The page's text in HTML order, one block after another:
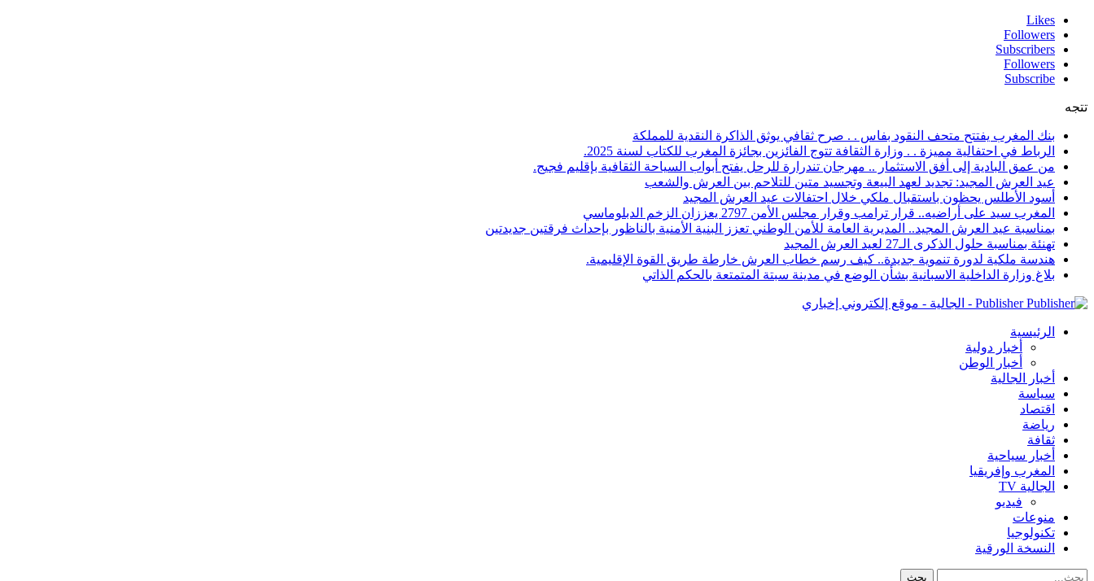
Likes
Followers
Subscribers
Followers
Subscribe
تتجه
بنك المغرب يفتتح متحف النقود بفاس . . صرح ثقافي يوثق الذاكرة النقدية للمملكة
الرباط في احتفالية مميزة . . وزارة الثقافة تتوج الفائزين بجائزة المغرب للكتاب لسنة 2025.
من عمق البادية إلى أفق الاستثمار .. مهرجان تندرارة للرحل يفتح أبواب السياحة الثقافية بإقليم فجيج.
عيد العرش المجيد: تجديد لعهد البيعة وتجسيد متين للتلاحم بين العرش والشعب
أسود الأطلس يحظون باستقبال ملكي خلال احتفالات عيد العرش المجيد
المغرب سيد على أراضيه.. قرار ترامب وقرار مجلس الأمن 2797 يعززان الزخم الدبلوماسي
بمناسبة عيد العرش المجيد.. المديرية العامة للأمن الوطني تعزز البنية الأمنية بالناظور بإحداث فرقتين جديدتين
تهنئة بمناسبة حلول الذكرى الـ27 لعيد العرش المجيد
هندسة ملكية لدورة تنموية جديدة.. كيف رسم خطاب العرش خارطة طريق القوة الإقليمية.
بلاغ وزارة الداخلية الاسبانية بشأن الوضع في مدينة سبتة المتمتعة بالحكم الذاتي
Publisher - الجالية - موقع إلكتروني إخباري
الرئيسية
أخبار دولية
أخبار الوطن
أخبار الجالية
سياسة
اقتصاد
رياضة
ثقافة
أخبار سياحية
المغرب وإفريقيا
الجالية TV
فيديو
منوعات
تكنولوجيا
النسخة الورقية